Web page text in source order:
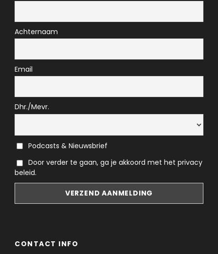
Achternaam
Email
Dhr./Mevr.
Podcasts & Nieuwsbrief
Door verder te gaan, ga je akkoord met het privacy
beleid.
CONTACT INFO